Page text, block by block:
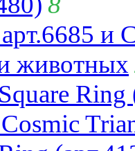
и
животных
Ring